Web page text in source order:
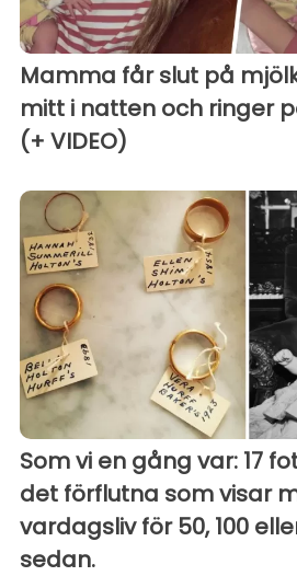
Mamma får slut på
mitt i natten och ringer
(+ VIDEO)
Som vi en gång var: 17
det förflutna som visar
vardagsliv för 50, 100
sedan.